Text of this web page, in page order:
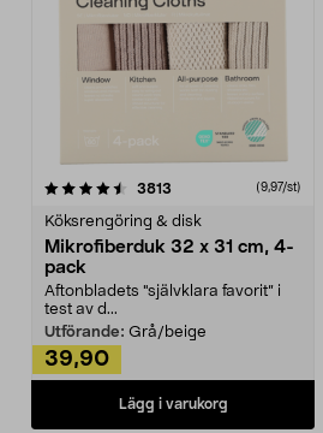
3813 (9,97/st)
Köksrengöring & disk
Mikrofiberduk 32 x 31 cm, 4-
pack
Aftonbladets "självklara favorit” i
test av d...
Utförande: Grå/beige
39,90
Lägg i varukorg
4.0av 5 stjärnor